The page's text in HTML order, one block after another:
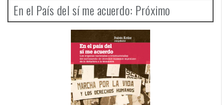
En el País del sí me acuerdo: Próximo